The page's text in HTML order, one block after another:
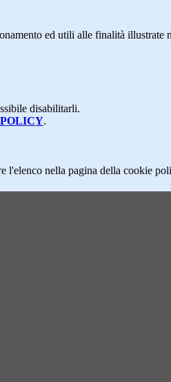
ed utili alle finalità illustrate
disabilitarli.
.
l'elenco nella pagina della cookie